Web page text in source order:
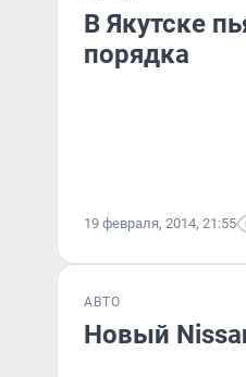
В Якутске
порядка
19 февраля, 2014, 21:55
АВТО
Новый